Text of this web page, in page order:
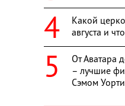
Какой
августа и
От Аватара
– лучшие
Сэмом